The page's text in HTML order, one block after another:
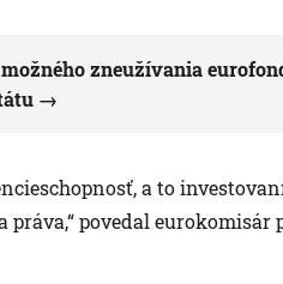
zneužívania
a to
povedal eurokomisár